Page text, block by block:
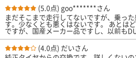
(5.0点) goo*******さん
まだそこまで走行してないですが、乗っ
す。少なくとも悪くはないです。 あとはどこまで使用出来るか
ですが、国産メーカー品ですし、以前も
ので大きな心配はないと考えています。
(4.0点) だいさん